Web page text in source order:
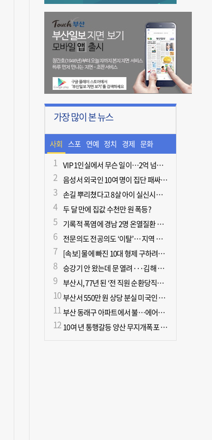
가장 많이 본 뉴스
사회 스포
츠
연예 정치 경제 문화
ㆍ라
이프
VIP 1인실에서 무슨 일이…2억 넘게 쓴 중독자·불법촬영한 의사
음성서 외국인 10여 명이 집단 패싸움하다 1명 사망
손길 뿌리쳤다고 8살 아이 실신시킨 50대, 집유
두 달 만에 집값 수천만 원 폭등?
기록적 폭염에 경남 2명 온열질환 사망
전문의도 전공의도 ‘이탈’… 지역 필수의료 무너진다
[속보] 물에 빠진 10대 형제 구하려던 50대 군인 2명 심정지 상태로 이송
승강기 안 왔는데 문 열려···김해 병원서 60대 직원 추락사
부산시, 77년 된 ‘전 직원 순환당직제’ 폐지
부산서 550만 원 상당 분실 미국인 관광객, 경찰 도움으로 되찾아
부산 동래구 아파트에서 불…에어컨에서 발화 추정
10여 년 통행갈등 양산 무지개폭포 해결되나?